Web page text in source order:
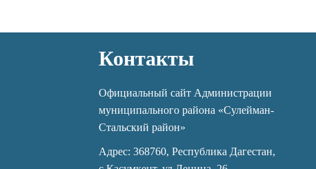
Контакты
Официальный сайт Администрации
муниципального района «Сулейман-
Стальский район»
Адрес: 368760, Республика Дагестан,